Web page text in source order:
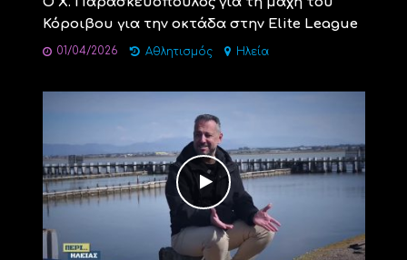
Κόροιβου για την οκτάδα στην Elite League
01/04/2026 Αθλητισμός Ηλεία